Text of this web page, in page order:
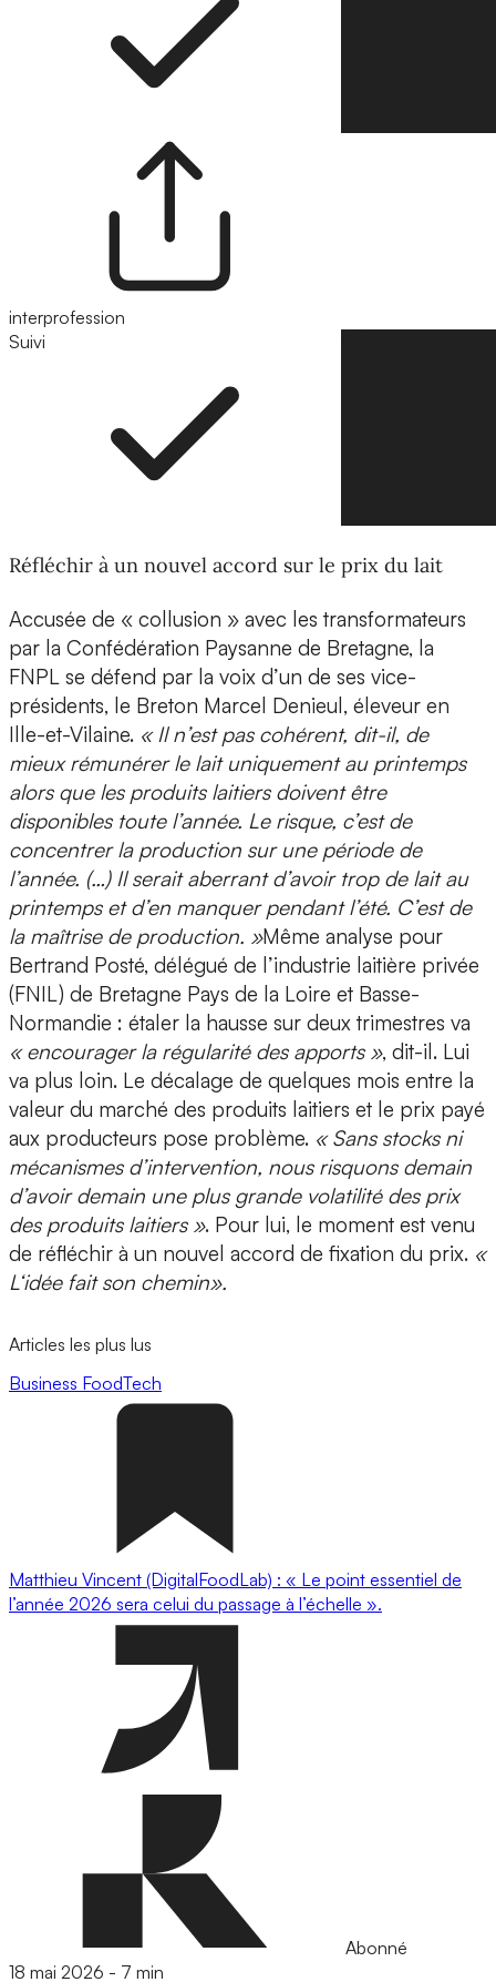
interprofession
Suivi
Réfléchir à un nouvel accord sur le prix du lait
Accusée de « collusion » avec les transformateurs
par la Confédération Paysanne de Bretagne, la
FNPL se défend par la voix d’un de ses vice-
présidents, le Breton Marcel Denieul, éleveur en
Ille-et-Vilaine. « Il n’est pas cohérent, dit-il, de
mieux rémunérer le lait uniquement au printemps
alors que les produits laitiers doivent être
disponibles toute l’année. Le risque, c’est de
concentrer la production sur une période de
l’année. (…) Il serait aberrant d’avoir trop de lait au
printemps et d’en manquer pendant l’été. C’est de
la maîtrise de production. »Même analyse pour
Bertrand Posté, délégué de l’industrie laitière privée
(FNIL) de Bretagne Pays de la Loire et Basse-
Normandie : étaler la hausse sur deux trimestres va
« encourager la régularité des apports », dit-il. Lui
va plus loin. Le décalage de quelques mois entre la
valeur du marché des produits laitiers et le prix payé
aux producteurs pose problème. « Sans stocks ni
mécanismes d’intervention, nous risquons demain
d’avoir demain une plus grande volatilité des prix
des produits laitiers ». Pour lui, le moment est venu
de réfléchir à un nouvel accord de fixation du prix. «
L‘idée fait son chemin».
Articles les plus lus
Business FoodTech
Matthieu Vincent (DigitalFoodLab) : « Le point essentiel de
l’année 2026 sera celui du passage à l’échelle ».
Abonné
18 mai 2026 - 7 min